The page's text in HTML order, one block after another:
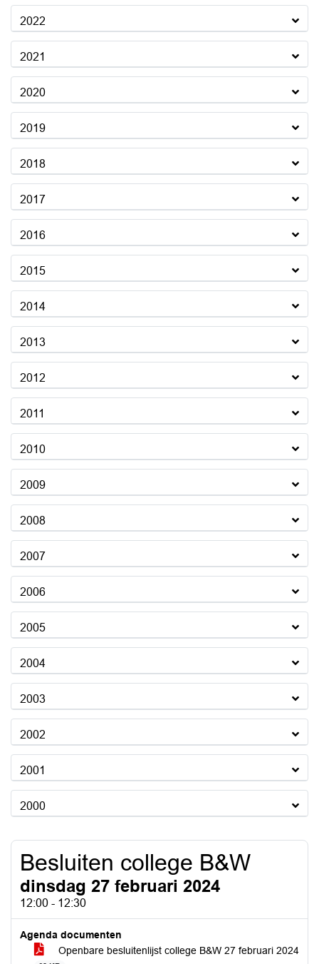
2022
2021
2020
2019
2018
2017
2016
2015
2014
2013
2012
2011
2010
2009
2008
2007
2006
2005
2004
2003
2002
2001
2000
Besluiten college B&W
dinsdag 27 februari 2024
12:00 - 12:30
Agenda documenten
Openbare besluitenlijst college B&W 27 februari 2024